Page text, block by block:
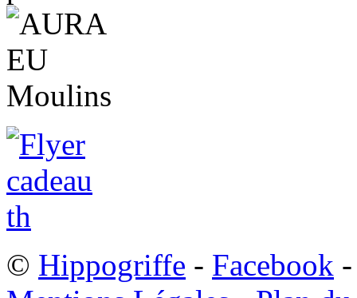
© Hippogriffe - Facebook